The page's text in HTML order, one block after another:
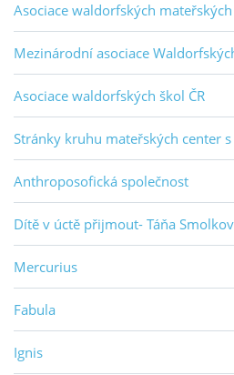
Asociace waldorfských mateřských
Mezinárodní asociace
Asociace waldorfských škol ČR
Stránky kruhu mateřských center
Anthroposofická společnost
Dítě v úctě přijmout- Táňa
Mercurius
Fabula
Ignis